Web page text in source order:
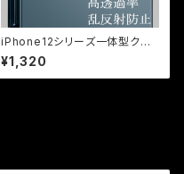
iPhone12シリーズ一体型クリ
アカメラプロテクター
¥1,320